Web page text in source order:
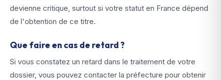
devienne critique, surtout si votre statut en France dépend
de l'obtention de ce titre.
Que faire en cas de retard ?
Si vous constatez un retard dans le traitement de votre
dossier, vous pouvez contacter la préfecture pour obtenir